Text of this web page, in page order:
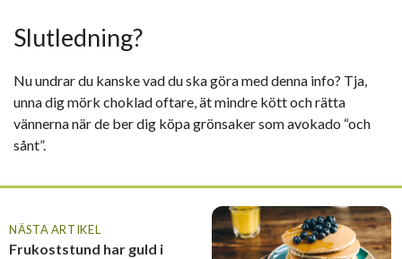
Slutledning?
Nu undrar du kanske vad du ska göra med denna info? Tja,
unna dig mörk choklad oftare, ät mindre kött och rätta
vännerna när de ber dig köpa grönsaker som avokado “och
sånt”.
NÄSTA ARTIKEL
Frukoststund har guld i